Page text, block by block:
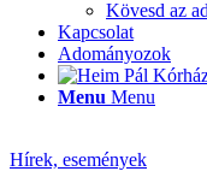
Kövesd az
Kapcsolat
Adományozok
Menu Menu
Hírek, események